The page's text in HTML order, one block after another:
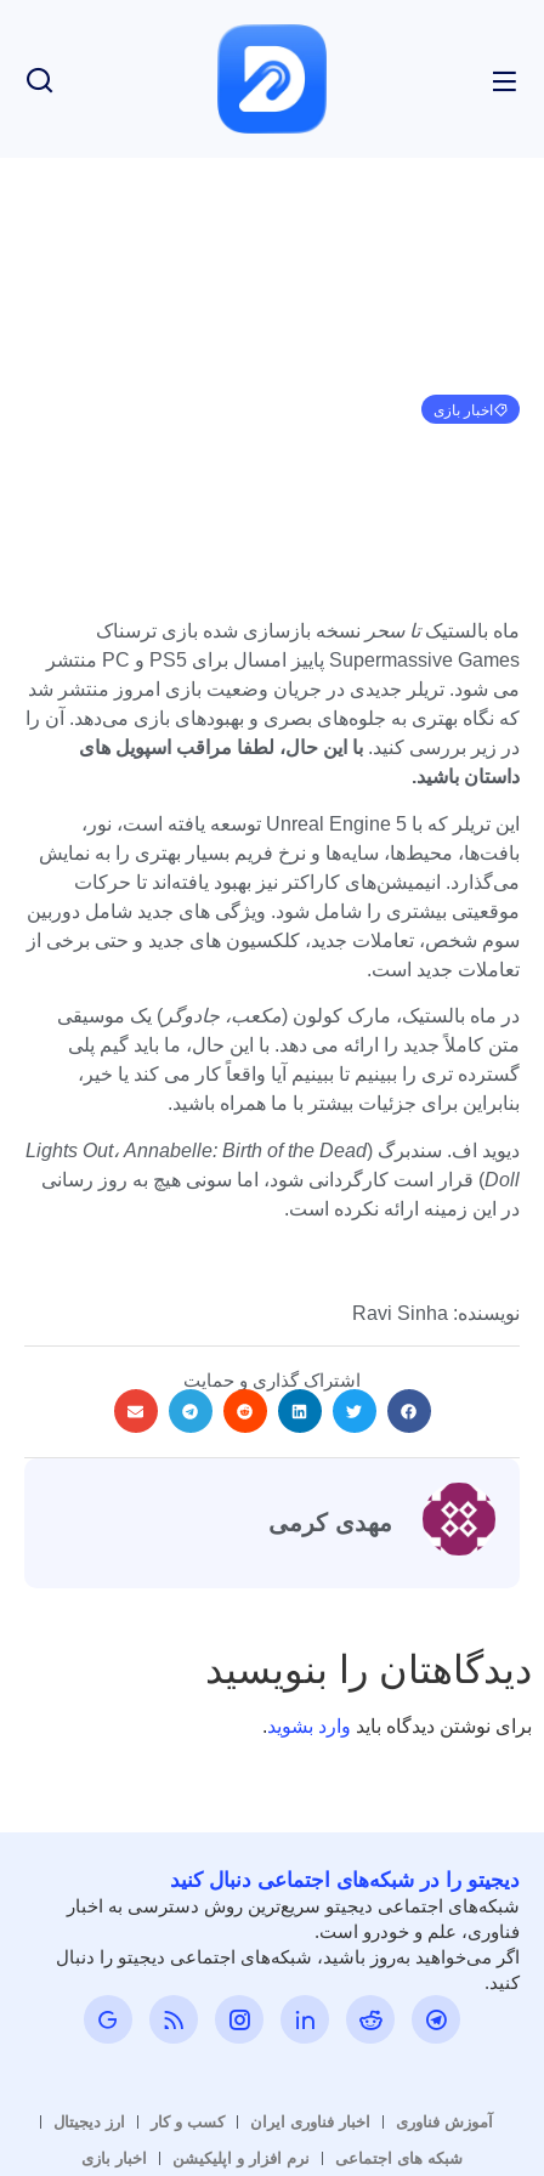
اخبار بازی
ماه بالستیکتا سحر نسخه بازسازی شده بازی ترسناک
Supermassive Games پاییز امسال برای PS5 و PC منتشر
می شود. تریلر جدیدی در جریان وضعیت بازی امروز منتشر شد
که نگاه بهتری به جلوه‌های بصری و بهبودهای بازی می‌دهد. آن را
در زیر بررسی کنید. با این حال، لطفا مراقب اسپویل های
داستان باشید.
این تریلر که با Unreal Engine 5 توسعه یافته است، نور،
بافت‌ها، محیط‌ها، سایه‌ها و نرخ فریم بسیار بهتری را به نمایش
می‌گذارد. انیمیشن‌های کاراکتر نیز بهبود یافته‌اند تا حرکات
موقعیتی بیشتری را شامل شود. ویژگی های جدید شامل دوربین
سوم شخص، تعاملات جدید، کلکسیون های جدید و حتی برخی از
تعاملات جدید است.
در ماه بالستیک، مارک کولون (مکعب، جادوگر ) یک موسیقی
متن کاملاً جدید را ارائه می دهد. با این حال، ما باید گیم پلی
گسترده تری را ببینیم تا ببینیم آیا واقعاً کار می کند یا خیر،
بنابراین برای جزئیات بیشتر با ما همراه باشید.
دیوید اف. سندبرگ (Lights Out، Annabelle: Birth of the Dead
Doll) قرار است کارگردانی شود، اما سونی هیچ به روز رسانی
در این زمینه ارائه نکرده است.
نویسنده: Ravi Sinha
اشتراک گذاری و حمایت
مهدی کرمی
دیدگاهتان را بنویسید
برای نوشتن دیدگاه باید وارد بشوید.
دیجیتو را در شبکه‌های اجتماعی دنبال کنید
شبکه‌های اجتماعی دیجیتو سریع‌ترین روش دسترسی به اخبار
فناوری، علم و خودرو است.
اگر می‌خواهید به‌روز باشید، شبکه‌های اجتماعی دیجیتو را دنبال
کنید.
آموزش فناوری اخبار فناوری ایران کسب و کار
ارز دیجیتال
شبکه های اجتماعی
نرم افزار و اپلیکیشن اخبار بازی